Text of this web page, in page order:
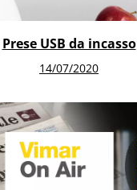
Prese USB da incasso
14/07/2020